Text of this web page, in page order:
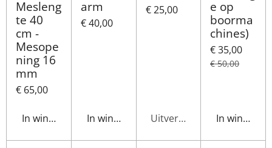
Mesleng
te 40
cm -
Mesope
ning 16
mm
€ 65,00
In winkelwagen
arm
€ 40,00
In winkelwagen
€ 25,00
Uitverkocht
e op
boorma
chines)
€ 35,00
€ 50,00
In